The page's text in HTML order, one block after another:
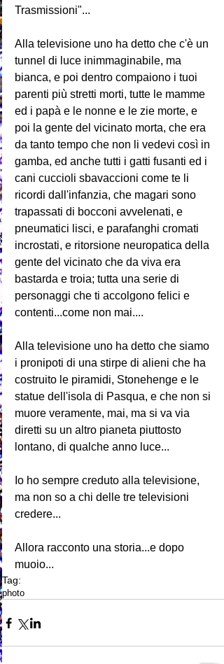
Trasmissioni"...
Alla televisione uno ha detto che c'è un
tunnel di luce inimmaginabile, ma
bianca, e poi dentro compaiono i tuoi
parenti più stretti morti, tutte le mamme
ed i papà e le nonne e le zie morte, e
poi la gente del vicinato morta, che era
da tanto tempo che non li vedevi così in
gamba, ed anche tutti i gatti fusanti ed i
cani cuccioli sbavaccioni come te li
ricordi dall'infanzia, che magari sono
trapassati di bocconi avvelenati, e
pneumatici lisci, e parafanghi cromati
incrostati, e ritorsione neuropatica della
gente del vicinato che da viva era
bastarda e troia; tutta una serie di
personaggi che ti accolgono felici e
contenti...come non mai....
Alla televisione uno ha detto che siamo
i pronipoti di una stirpe di alieni che ha
costruito le piramidi, Stonehenge e le
statue dell'isola di Pasqua, e che non si
muore veramente, mai, ma si va via
diretti su un altro pianeta piuttosto
lontano, di qualche anno luce...
Io ho sempre creduto alla televisione,
ma non so a chi delle tre televisioni
credere...
Allora racconto una storia...e dopo
muoio...
Tag:
photo